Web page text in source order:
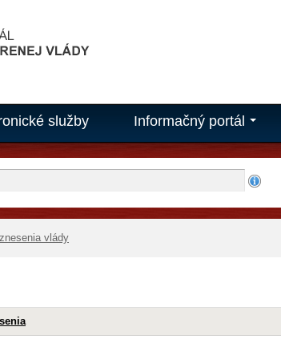
služby Informačný portál
vlády